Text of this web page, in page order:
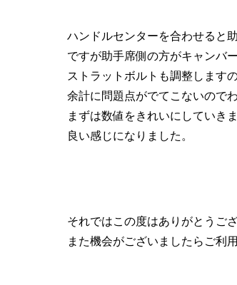
ハンドルセンターを合わせると
ですが助手席側の方がキャンバ
ストラットボルトも調整します
余計に問題点がでてこないので
まずは数値をきれいにしていきま
良い感じになりました。
それではこの度はありがとうござ
また機会がございましたらご利